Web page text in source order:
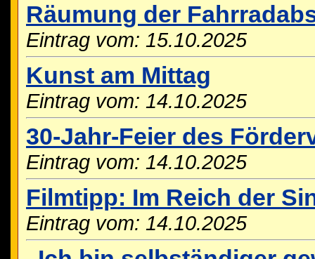
Räumung der
Eintrag vom: 15.10.2025
Kunst am Mittag
Eintrag vom: 14.10.2025
30-Jahr-Feier des
Eintrag vom: 14.10.2025
Filmtipp: Im Reich der
Eintrag vom: 14.10.2025